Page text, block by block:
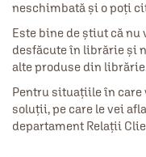
neschimbată și o poți
Este bine de știut că
desfăcute în librărie și
alte produse din
Pentru situațiile în
soluții, pe care le vei
departament Relații